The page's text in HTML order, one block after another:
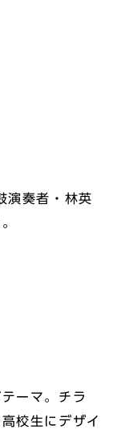
演奏者・林英
ーマ。チラ
校生にデザイ